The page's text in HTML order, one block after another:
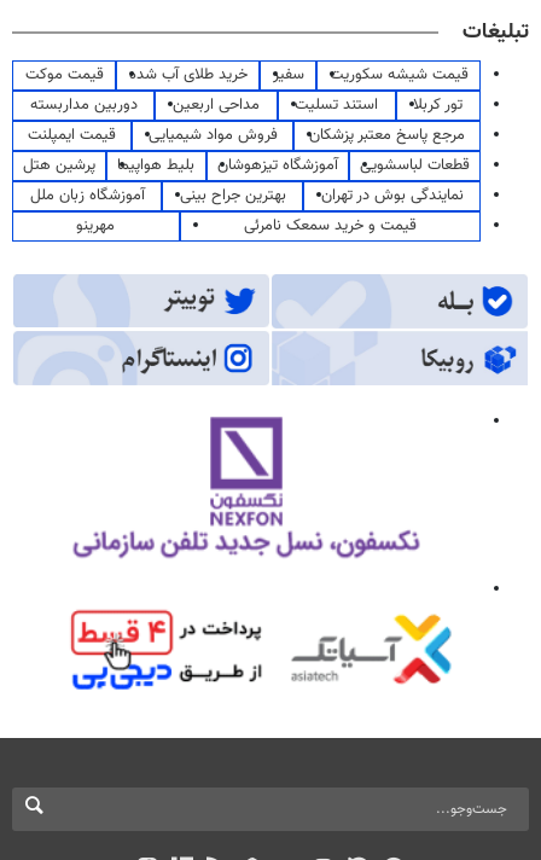
تبلیغات
قیمت شیشه سکوریت سفیر خرید طلای آب شده
قیمت موکت
تور کربلا
استند تسلیت مداحی اربعین
دوربین مداربسته
مرجع پاسخ معتبر پزشکان
فروش مواد شیمیایی
قیمت ایمپلنت
قطعات لباسشویی
آموزشگاه تیزهوشان بلیط هواپیما
پرشین هتل
نمایندگی بوش در تهران
بهترین جراح بینی
آموزشگاه زبان ملل
قیمت و خرید سمعک نامرئی
مهرینو